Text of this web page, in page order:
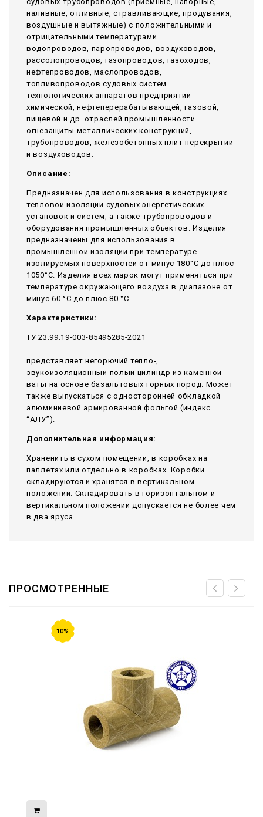
наливные, отливные, стравливающие, продувания,
воздушные и вытяжные) с положительными и
отрицательными температурами
водопроводов, паропроводов, воздуховодов,
рассолопроводов, газопроводов, газоходов,
нефтепроводов, маслопроводов,
топливопроводов судовых систем
технологических аппаратов предприятий
химической, нефтеперерабатывающей, газовой,
пищевой и др. отраслей промышленности
огнезащиты металлических конструкций,
трубопроводов, железобетонных плит перекрытий
и воздуховодов.
Описание:
Предназначен для использования в конструкциях
тепловой изоляции судовых энергетических
установок и систем, а также трубопроводов и
оборудования промышленных объектов. Изделия
предназначены для использования в
промышленной изоляции при температуре
изолируемых поверхностей от минус 180°С до плюс
1050°С. Изделия всех марок могут применяться при
температуре окружающего воздуха в диапазоне от
минус 60 °С до плюс 80 °С.
Характеристики:
ТУ 23.99.19-003-85495285-2021
представляет негорючий тепло-,
звукоизоляционный полый цилиндр из каменной
ваты на основе базальтовых горных пород. Может
также выпускаться с односторонней обкладкой
алюминиевой армированной фольгой (индекс
“АЛУ”).
Дополнительная информация:
Храненить в сухом помещении, в коробках на
паллетах или отдельно в коробках. Коробки
складируются и хранятся в вертикальном
положении. Складировать в горизонтальном и
вертикальном положении допускается не более чем
в два яруса.
ПРОСМОТРЕННЫЕ
10%